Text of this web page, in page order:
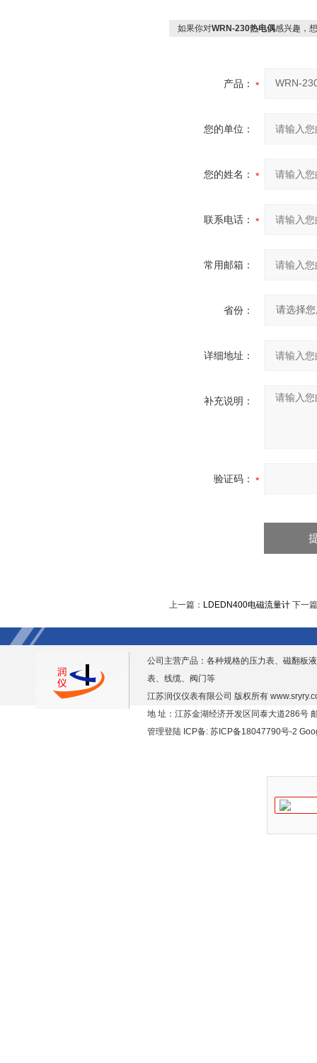
如果你对WRN-230热电偶感兴趣，
产品：
您的单位：
您的姓名：
联系电话：
常用邮箱：
省份：
详细地址：
补充说明：
验证码：
上一篇： LDEDN400电磁流量计 下一
公司主营产品：各种规格的压力表、磁翻板
表、线缆、阀门等
江苏润仪仪表有限公司 版权所有
地 址：江苏金湖经济开发区同泰大道286号
管理登陆 ICP备: 苏ICP备18047790号-2